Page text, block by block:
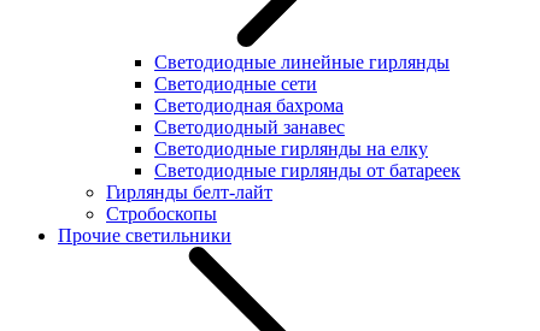
Светодиодные линейные гирлянды
Светодиодные сети
Светодиодная бахрома
Светодиодный занавес
Светодиодные гирлянды на елку
Светодиодные гирлянды от батареек
Гирлянды белт-лайт
Стробоскопы
Прочие светильники